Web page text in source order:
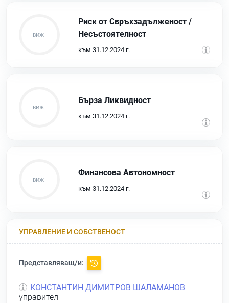
Риск от Свръхзадълженост /
Несъстоятелност
към 31.12.2024 г.
Бърза Ликвидност
към 31.12.2024 г.
Финансова Автономност
към 31.12.2024 г.
УПРАВЛЕНИЕ И СОБСТВЕНОСТ
Представляващ/и:
КОНСТАНТИН ДИМИТРОВ ШАЛАМАНОВ -
управител